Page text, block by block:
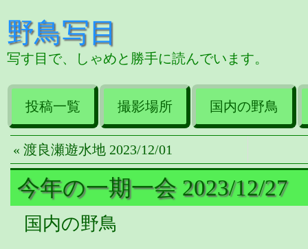
野鳥写目
写す目で、しゃめと勝手に読んでいます。
投稿一覧 撮影場所 国内の野鳥
« 渡良瀬遊水地 2023/12/01
今年の一期一会 2023/12/27
国内の野鳥